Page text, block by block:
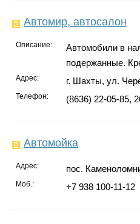
Автомир, автосалон
Описание:
Автомобили в
подержанные.
Адрес: г. Шахты, ул.
Телефон: (8636) 22-05-85,
Автомойка
Адрес: пос.
Моб.: +7 938 100-11-12